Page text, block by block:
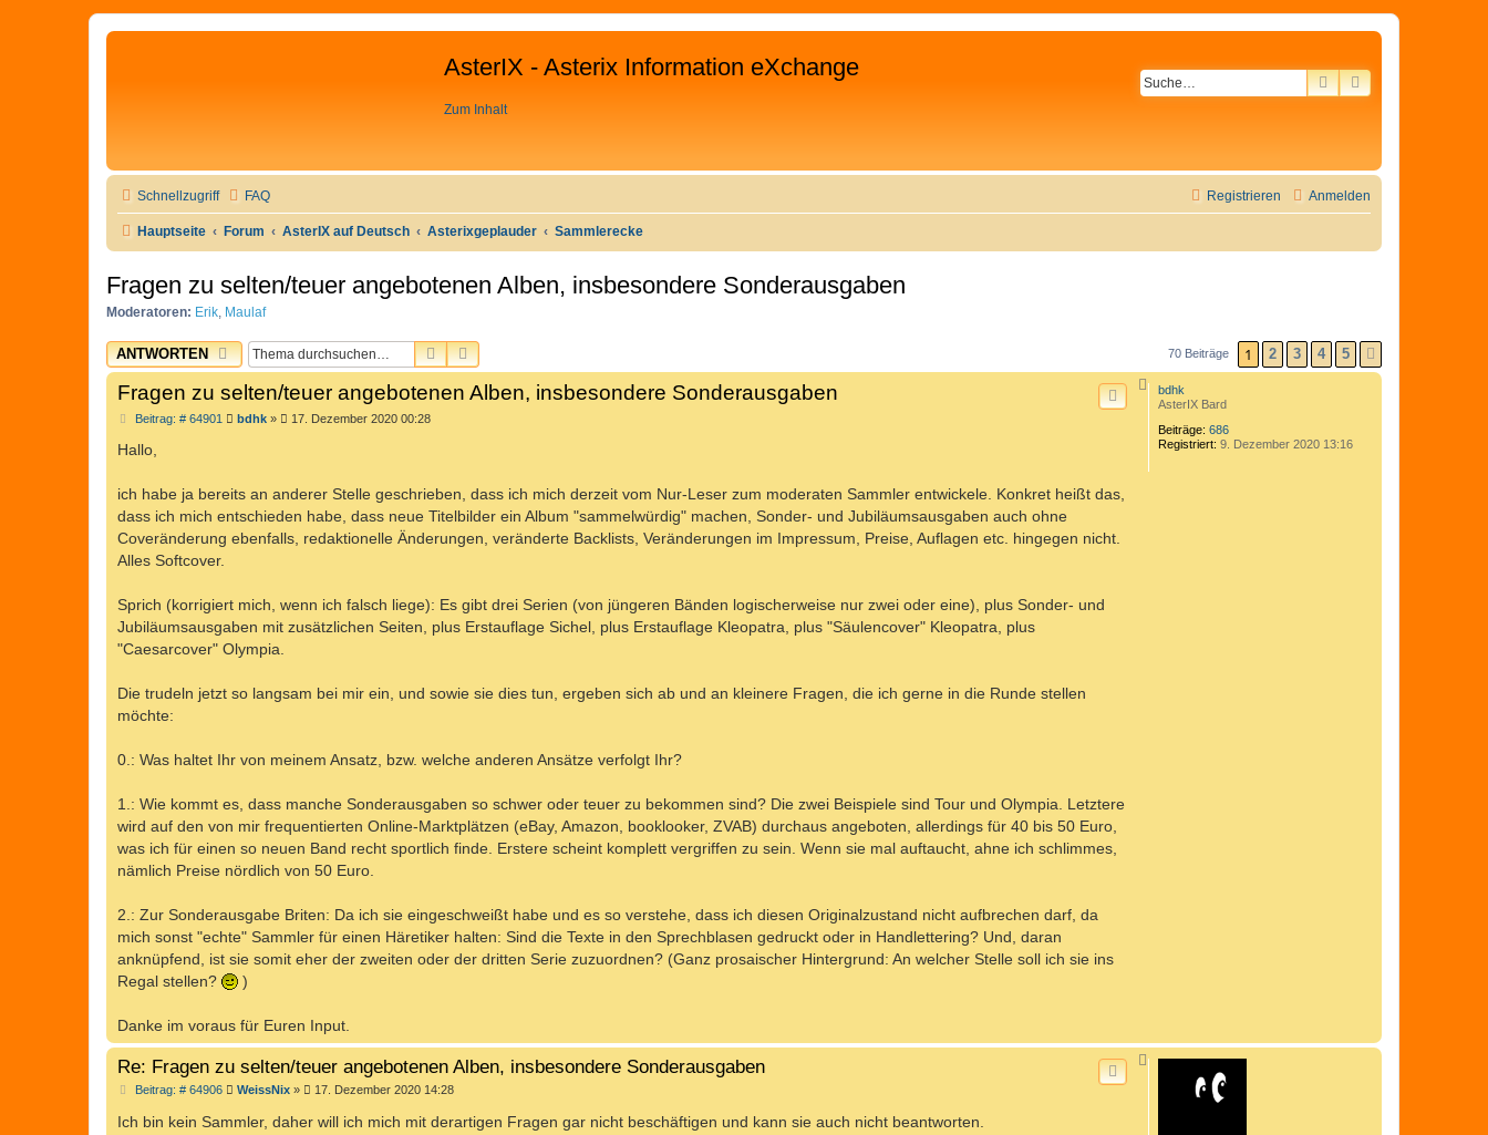
AsterIX - Asterix Information eXchange
Zum Inhalt
SUCHEERWEITERTE
Schnellzugriff FAQ Anmelden
Registrieren
Hauptseite Forum AsterIX auf Deutsch Asterixgeplauder Sammlerecke
Fragen zu selten/teuer angebotenen Alben, insbesondere Sonderausgaben
Moderatoren: Erik, Maulaf
ANTWORTEN SUCHEERWEITERTE SUCHE 70 Beiträge 1 2 3 4 5
bdhk
AsterIX Bard
Beiträge: 686
Registriert: 9. Dezember 2020 13:16
Fragen zu selten/teuer angebotenen Alben, insbesondere Sonderausgaben
Beitrag: # 64901 B
a
g
bdhk» 17. Dezember 2020 00:28
Hallo,
ich habe ja bereits an anderer Stelle geschrieben, dass ich mich derzeit vom Nur-Leser zum moderaten Sammler entwickele. Konkret heißt das,
dass ich mich entschieden habe, dass neue Titelbilder ein Album "sammelwürdig" machen, Sonder- und Jubiläumsausgaben auch ohne
Coveränderung ebenfalls, redaktionelle Änderungen, veränderte Backlists, Veränderungen im Impressum, Preise, Auflagen etc. hingegen nicht.
Alles Softcover.
Sprich (korrigiert mich, wenn ich falsch liege): Es gibt drei Serien (von jüngeren Bänden logischerweise nur zwei oder eine), plus Sonder- und
Jubiläumsausgaben mit zusätzlichen Seiten, plus Erstauflage Sichel, plus Erstauflage Kleopatra, plus "Säulencover" Kleopatra, plus
"Caesarcover" Olympia.
Die trudeln jetzt so langsam bei mir ein, und sowie sie dies tun, ergeben sich ab und an kleinere Fragen, die ich gerne in die Runde stellen
möchte:
0.: Was haltet Ihr von meinem Ansatz, bzw. welche anderen Ansätze verfolgt Ihr?
1.: Wie kommt es, dass manche Sonderausgaben so schwer oder teuer zu bekommen sind? Die zwei Beispiele sind Tour und Olympia. Letztere
wird auf den von mir frequentierten Online-Marktplätzen (eBay, Amazon, booklooker, ZVAB) durchaus angeboten, allerdings für 40 bis 50 Euro,
was ich für einen so neuen Band recht sportlich finde. Erstere scheint komplett vergriffen zu sein. Wenn sie mal auftaucht, ahne ich schlimmes,
nämlich Preise nördlich von 50 Euro.
2.: Zur Sonderausgabe Briten: Da ich sie eingeschweißt habe und es so verstehe, dass ich diesen Originalzustand nicht aufbrechen darf, da
mich sonst "echte" Sammler für einen Häretiker halten: Sind die Texte in den Sprechblasen gedruckt oder in Handlettering? Und, daran
anknüpfend, ist sie somit eher der zweiten oder der dritten Serie zuzuordnen? (Ganz prosaischer Hintergrund: An welcher Stelle soll ich sie ins
Regal stellen?
)
Danke im voraus für Euren Input.
N
a
c
h
o
b
Re: Fragen zu selten/teuer angebotenen Alben, insbesondere Sonderausgaben
Beitrag: # 64906B
i
WeissNix» 17. Dezember 2020 14:28
Ich bin kein Sammler, daher will ich mich mit derartigen Fragen gar nicht beschäftigen und kann sie auch nicht beantworten.
N